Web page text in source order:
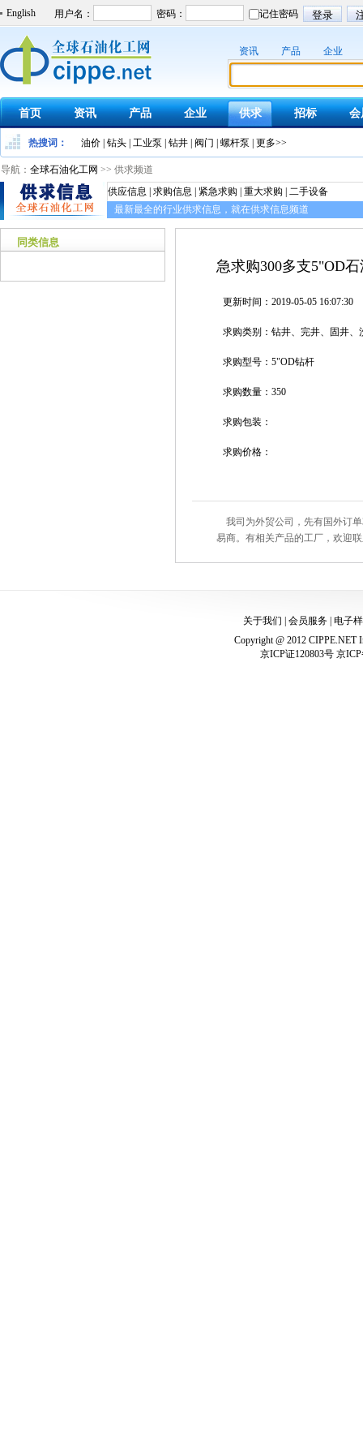
English
资讯 产品 企业
首页 资讯 产品 企业 供求 招标 会
热搜词： 油价 钻头 工业泵 钻井 阀门 螺杆泵 更多>>
导航： 全球石油化工网 >> 供求频道
供应信息 | 求购信息 | 紧急求购 | 重大求购 | 二手设备
最新最全的行业供求信息，就在供求信息频道
同类信息
急求购300多支5"OD
更新时间：2019-05-05 16:07:30
求购类别：钻井、完井、固井
求购型号：5"OD钻杆
求购数量：350
求购包装：
求购价格：
我司为外贸公司，先有国外订
易商。有相关产品的工厂，欢迎
关于我们 会员服务| 电子
Copyright @ 2012 CIPPE.NET
京ICP证120803号 京